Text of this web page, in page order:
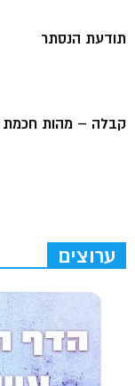
תודעת הנסתר
קבלה – מהות
ערוצים